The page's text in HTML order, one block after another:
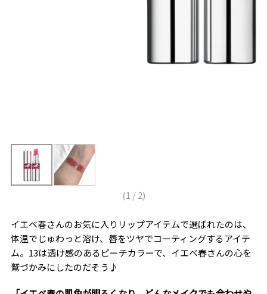
(1 /2)
イエベ春さんのお気に入りリップアイテムで選ばれたのは、
体温でじゅわっと溶け、唇をツヤでコーティングするアイテ
ム。13は透け感のあるピーチカラーで、イエベ春さんの心を
鷲づかみにしたのだそう♪